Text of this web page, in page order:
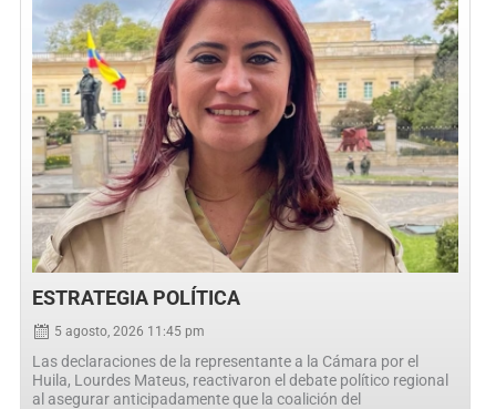
ESTRATEGIA POLÍTICA
5 agosto, 2026 11:45 pm
Las declaraciones de la representante a la Cámara por el
Huila, Lourdes Mateus, reactivaron el debate político regional
al asegurar anticipadamente que la coalición del